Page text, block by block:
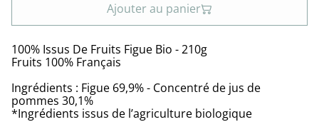
Ajouter au panier
100% Issus De Fruits Figue Bio - 210g
Fruits 100% Français
Ingrédients : Figue 69,9% - Concentré de jus de
pommes 30,1%
*Ingrédients issus de l’agriculture biologique